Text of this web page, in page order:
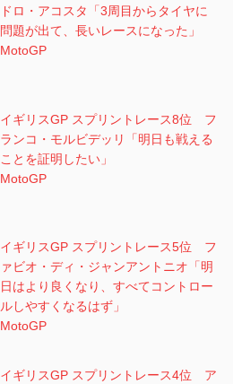
ドロ・アコスタ「3周目からタイヤに
問題が出て、長いレースになった」
MotoGP
イギリスGP スプリントレース8位 フ
ランコ・モルビデッリ「明日も戦える
ことを証明したい」
MotoGP
イギリスGP スプリントレース5位 フ
ァビオ・ディ・ジャンアントニオ「明
日はより良くなり、すべてコントロー
ルしやすくなるはず」
MotoGP
イギリスGP スプリントレース4位 ア